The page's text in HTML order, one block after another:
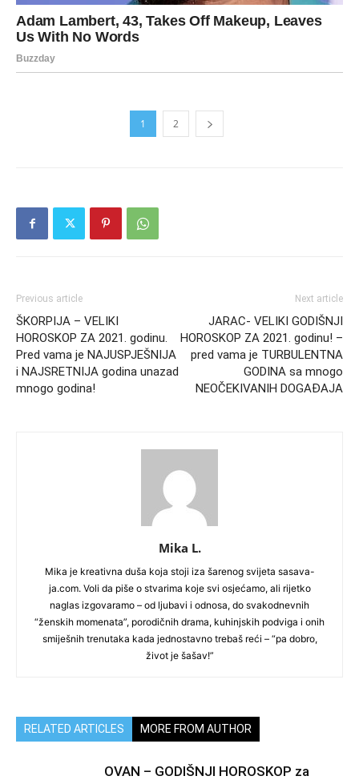
1 2
Previous article
ŠKORPIJA – VELIKI
HOROSKOP ZA 2021. godinu.
Pred vama je NAJUSPJEŠNIJA
i NAJSRETNIJA godina unazad
mnogo godina!
Next article
JARAC- VELIKI GODIŠNJI
HOROSKOP ZA 2021. godinu! –
pred vama je TURBULENTNA
GODINA sa mnogo
NEOČEKIVANIH DOGAĐAJA
Mika L.
Mika je kreativna duša koja stoji iza šarenog svijeta sasava-
ja.com. Voli da piše o stvarima koje svi osjećamo, ali rijetko
naglas izgovaramo – od ljubavi i odnosa, do svakodnevnih
“ženskih momenata”, porodičnih drama, kuhinjskih podviga i onih
smiješnih trenutaka kada jednostavno trebaš reći – “pa dobro,
život je šašav!”
RELATED ARTICLES MORE FROM AUTHOR
OVAN – GODIŠNJI HOROSKOP za